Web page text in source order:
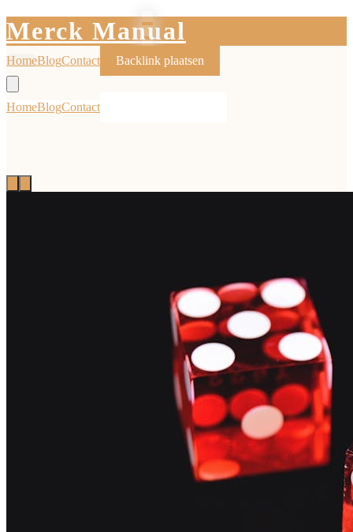
Merck Manual
HomeBlogContact Backlink plaatsen
HomeBlogContact